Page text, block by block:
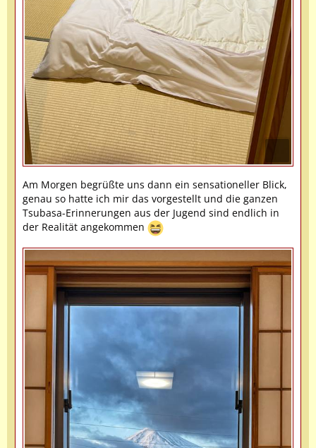
Am Morgen begrüßte uns dann ein sensationeller Blick,
genau so hatte ich mir das vorgestellt und die ganzen
Tsubasa-Erinnerungen aus der Jugend sind endlich in
der Realität angekommen